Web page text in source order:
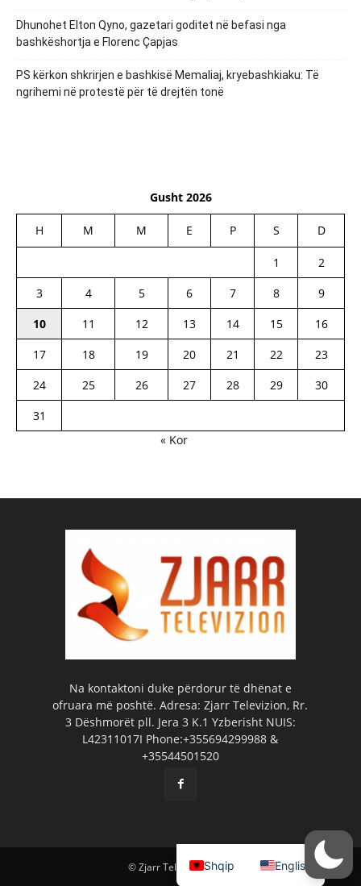
Dhunohet Elton Qyno, gazetari goditet në befasi nga
bashkëshortja e Florenc Çapjas
PS kërkon shkrirjen e bashkisë Memaliaj, kryebashkiaku: Të
ngrihemi në protestë për të drejtën tonë
Gusht 2026
H M M E P S D
1
2
3
4 5 6 7 8
9
10
11 12 13 14 15
16
17
18 19 20 21 22
23
24
25 26 27 28 29
30
31
« Kor
Na kontaktoni duke përdorur të dhënat e
ofruara më poshtë. Adresa: Zjarr Televizion, Rr.
3 Dëshmorët pll. Jera 3 K.1 Yzberisht NUIS:
L42311017I Phone:+355694299988 &
+35544501520
© Zjarr Televizion 2026
Shqip English